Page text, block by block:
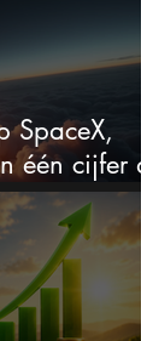
SpaceX,
één cijfer